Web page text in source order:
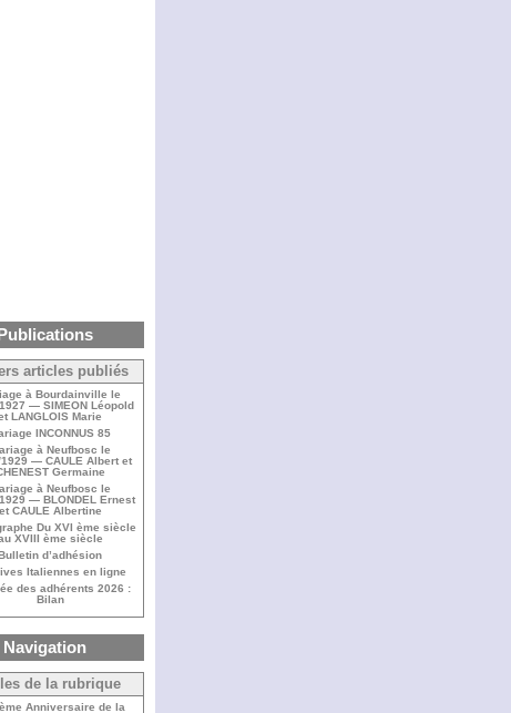
articles publiés
à Bourdainville le
— SIMEON Léopold
LANGLOIS Marie
INCONNUS 85
à Neufbosc le
— CAULE Albert et
Germaine
à Neufbosc le
— BLONDEL Ernest
CAULE Albertine
Du XVI ème siècle
XVIII ème siècle
d’adhésion
Italiennes en ligne
des adhérents 2026 :
Bilan
Navigation
de la rubrique
Anniversaire de la